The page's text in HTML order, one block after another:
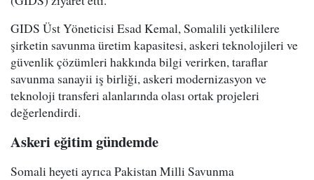
GIDS Üst Yöneticisi Esad Kemal, Somalili yetkililere
şirketin savunma üretim kapasitesi, askeri teknolojileri ve
güvenlik çözümleri hakkında bilgi verirken, taraflar
savunma sanayii iş birliği, askeri modernizasyon ve
teknoloji transferi alanlarında olası ortak projeleri
değerlendirdi.
Askeri eğitim gündemde
Somali heyeti ayrıca Pakistan Milli Savunma